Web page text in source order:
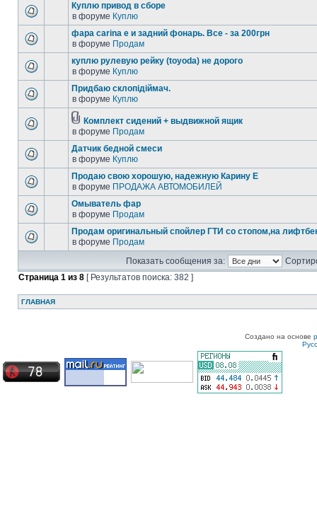
Куплю привод в сборе
в форуме Куплю
фара carina e и задний фонарь. Все - за 200грн
в форуме Продам
куплю рулевую рейку (toyoda) не дорого
в форуме Куплю
Придбаю склопідіймач.
в форуме Куплю
Комплект сидений + выдвижной ящик
в форуме Продам
Датчик бедной смеси
в форуме Куплю
Продаю свою хорошую, надежную Карину Е
в форуме ПРОДАЖА АВТОМОБИЛЕЙ
Омыватель фар
в форуме Продам
Продам оригинальный спойлер ГТИ со стопом,на
в форуме Продам
Показать сообщения за:
Страница 1 из 8 [ Результатов поиска: 382 ]
ГЛАВНАЯ
Создано на основе